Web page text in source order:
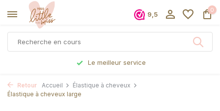
9,5
0
Commandé avant 17h, expédié le jour même
Retour Accueil
Élastique à cheveux
Élastique à cheveux large